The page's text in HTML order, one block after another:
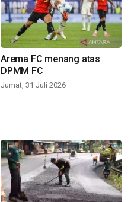
Arema FC menang atas
DPMM FC
Jumat, 31 Juli 2026